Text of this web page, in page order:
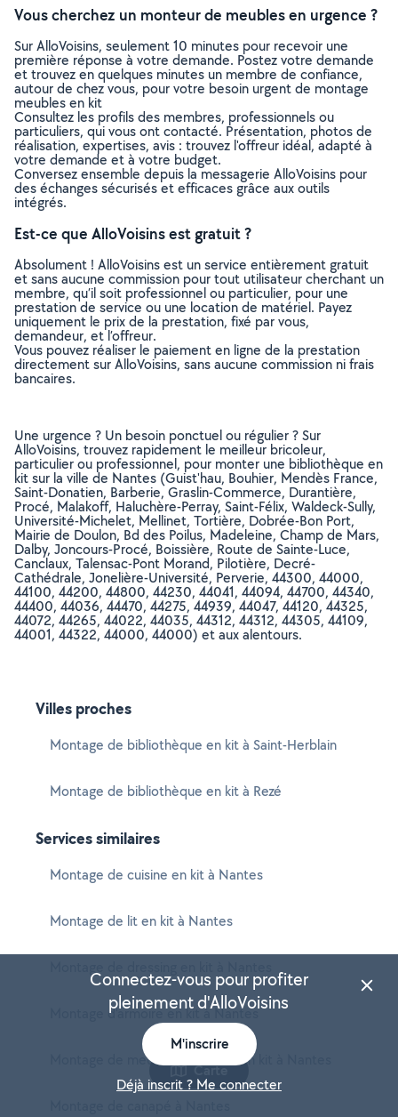
Vous cherchez un monteur de meubles en urgence ?
Sur AlloVoisins, seulement 10 minutes pour recevoir une
première réponse à votre demande. Postez votre demande
et trouvez en quelques minutes un membre de confiance,
autour de chez vous, pour votre besoin urgent de montage
meubles en kit
Consultez les profils des membres, professionnels ou
particuliers, qui vous ont contacté. Présentation, photos de
réalisation, expertises, avis : trouvez l'offreur idéal, adapté à
votre demande et à votre budget.
Conversez ensemble depuis la messagerie AlloVoisins pour
des échanges sécurisés et efficaces grâce aux outils
intégrés.
Est-ce que AlloVoisins est gratuit ?
Absolument ! AlloVoisins est un service entièrement gratuit
et sans aucune commission pour tout utilisateur cherchant un
membre, qu’il soit professionnel ou particulier, pour une
prestation de service ou une location de matériel. Payez
uniquement le prix de la prestation, fixé par vous,
demandeur, et l’offreur.
Vous pouvez réaliser le paiement en ligne de la prestation
directement sur AlloVoisins, sans aucune commission ni frais
bancaires.
Une urgence ? Un besoin ponctuel ou régulier ? Sur
AlloVoisins, trouvez rapidement le meilleur bricoleur,
particulier ou professionnel, pour monter une bibliothèque en
kit sur la ville de Nantes (Guist'hau, Bouhier, Mendès France,
Saint-Donatien, Barberie, Graslin-Commerce, Durantière,
Procé, Malakoff, Haluchère-Perray, Saint-Félix, Waldeck-Sully,
Université-Michelet, Mellinet, Tortière, Dobrée-Bon Port,
Mairie de Doulon, Bd des Poilus, Madeleine, Champ de Mars,
Dalby, Joncours-Procé, Boissière, Route de Sainte-Luce,
Canclaux, Talensac-Pont Morand, Pilotière, Decré-
Cathédrale, Jonelière-Université, Perverie, 44300, 44000,
44100, 44200, 44800, 44230, 44041, 44094, 44700, 44340,
44400, 44036, 44470, 44275, 44939, 44047, 44120, 44325,
44072, 44265, 44022, 44035, 44312, 44312, 44305, 44109,
44001, 44322, 44000, 44000) et aux alentours.
Villes proches
Montage de bibliothèque en kit à Saint-Herblain
Montage de bibliothèque en kit à Rezé
Services similaires
Montage de cuisine en kit à Nantes
Montage de lit en kit à Nantes
Montage d'armoire en kit à Nantes
Montage de meuble de cuisine en kit à Nantes
Carte
Connectez-vous pour profiter
pleinement d'AlloVoisins
M'inscrire
Déjà inscrit ? Me connecter